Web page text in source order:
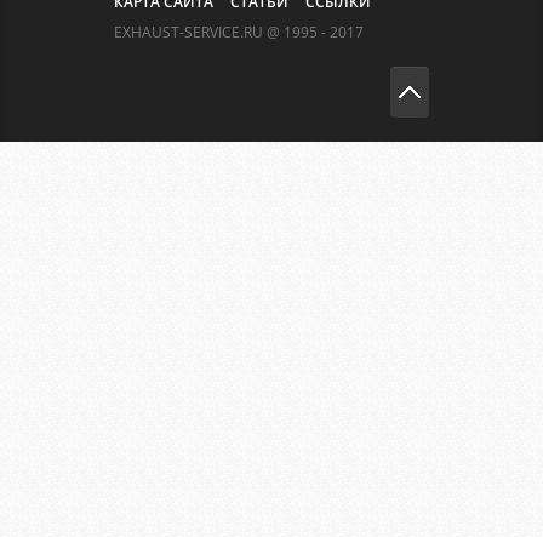
EXHAUST-SERVICE.RU @ 1995 - 2017